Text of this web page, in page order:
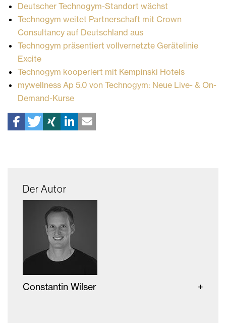
Deutscher Technogym-Standort wächst
Technogym weitet Partnerschaft mit Crown
Consultancy auf Deutschland aus
Technogym präsentiert vollvernetzte Gerätelinie
Excite
Technogym kooperiert mit Kempinski Hotels
mywellness Ap 5.0 von Technogym: Neue Live- & On-
Demand-Kurse
Der Autor
Constantin Wilser